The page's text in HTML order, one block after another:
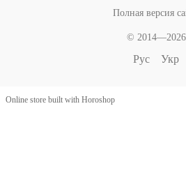
Полная версия
© 2014—2026
Рус Укр
Online store built with Horoshop